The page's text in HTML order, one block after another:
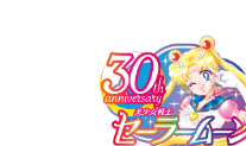
90's アニメPAST ANIME